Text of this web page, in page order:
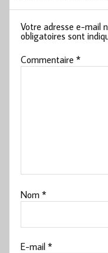
Votre adresse e-mail
obligatoires sont
Commentaire*
Nom*
E-mail*